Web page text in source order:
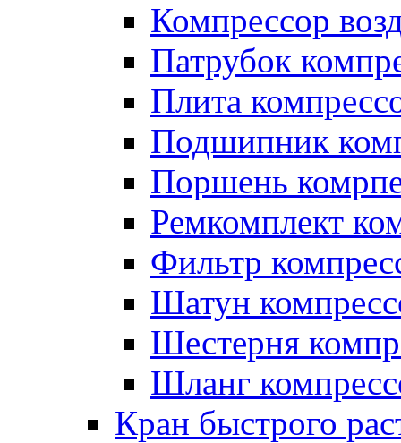
Компрессор
Патрубок
Плита
Подшипник
Поршень
Ремкомплект
Фильтр
Шатун
Шестерня
Шланг
Кран быстрого